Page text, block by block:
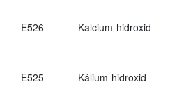
E526 Kalcium-hidroxid
E525 Kálium-hidroxid